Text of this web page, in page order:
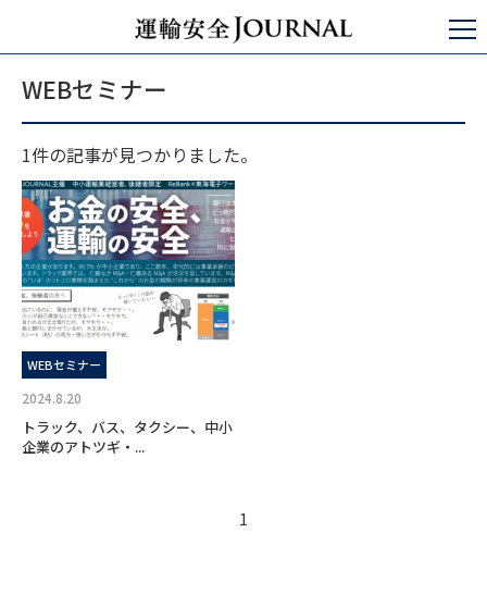
WEBセミナー
WEBセミナー
1件の記事が見つかりました。
WEBセミナー
2024.8.20
トラック、バス、タクシー、中小
企業のアトツギ・...
1